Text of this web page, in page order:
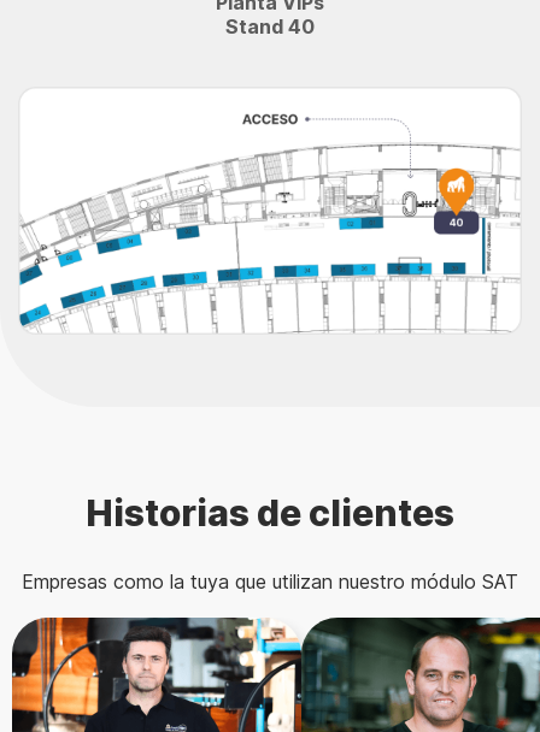
Stand 40
Historias de clientes
Empresas como la tuya que utilizan nuestro módulo SAT